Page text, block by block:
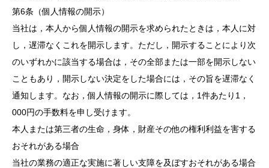
第6条（個人情報の開示）
当社は，本人から個人情報の開示を求められたときは，本人に対
し，遅滞なくこれを開示します。ただし，開示することにより次
のいずれかに該当する場合は，その全部または一部を開示しない
こともあり，開示しない決定をした場合には，その旨を遅滞なく
通知します。なお，個人情報の開示に際しては，1件あたり1，
000円の手数料を申し受けます。
本人または第三者の生命，身体，財産その他の権利利益を害する
おそれがある場合
当社の業務の適正な実施に著しい支障を及ぼすおそれがある場合